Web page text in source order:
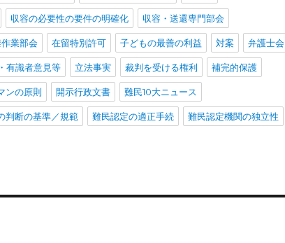
収容の必要性の要件の明確化 収容・送還専門部会
業部会 在留特別許可 子どもの最善の利益 対案 弁護士会
有識者意見等 立法事実 裁判を受ける権利 補完的保護
ンの原則 開示行政文書 難民10大ニュース
判断の基準／規範 難民認定の適正手続 難民認定機関の独立性